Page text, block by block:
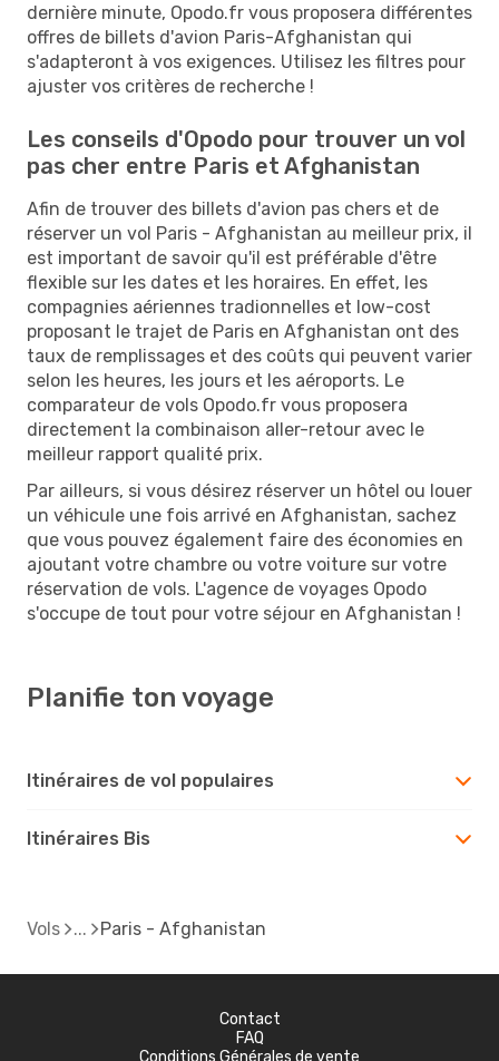
dernière minute, Opodo.fr vous proposera différentes
offres de billets d'avion Paris-Afghanistan qui
s'adapteront à vos exigences. Utilisez les filtres pour
ajuster vos critères de recherche !
Les conseils d'Opodo pour trouver un vol
pas cher entre Paris et Afghanistan
Afin de trouver des billets d'avion pas chers et de
réserver un vol Paris - Afghanistan au meilleur prix, il
est important de savoir qu'il est préférable d'être
flexible sur les dates et les horaires. En effet, les
compagnies aériennes tradionnelles et low-cost
proposant le trajet de Paris en Afghanistan ont des
taux de remplissages et des coûts qui peuvent varier
selon les heures, les jours et les aéroports. Le
comparateur de vols Opodo.fr vous proposera
directement la combinaison aller-retour avec le
meilleur rapport qualité prix.
Par ailleurs, si vous désirez réserver un hôtel ou louer
un véhicule une fois arrivé en Afghanistan, sachez
que vous pouvez également faire des économies en
ajoutant votre chambre ou votre voiture sur votre
réservation de vols. L'agence de voyages Opodo
s'occupe de tout pour votre séjour en Afghanistan !
Planifie ton voyage
Itinéraires de vol populaires
Itinéraires Bis
Vols Paris - Afghanistan
Contact
FAQ
Conditions Générales de vente